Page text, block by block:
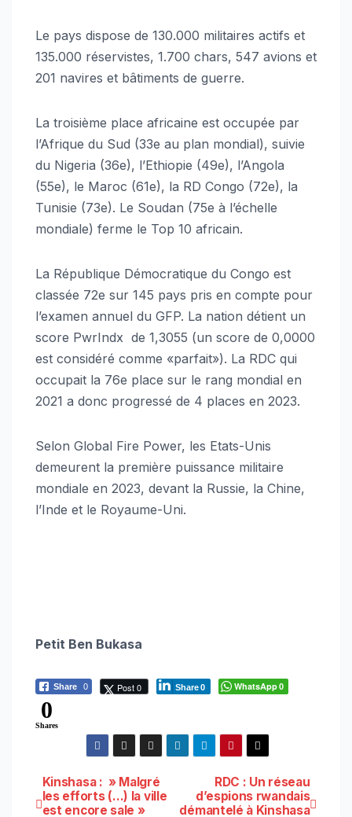
Le pays dispose de 130.000 militaires actifs et
135.000 réservistes, 1.700 chars, 547 avions et
201 navires et bâtiments de guerre.
La troisième place africaine est occupée par
l’Afrique du Sud (33e au plan mondial), suivie
du Nigeria (36e), l’Ethiopie (49e), l’Angola
(55e), le Maroc (61e), la RD Congo (72e), la
Tunisie (73e). Le Soudan (75e à l’échelle
mondiale) ferme le Top 10 africain.
La République Démocratique du Congo est
classée 72e sur 145 pays pris en compte pour
l’examen annuel du GFP. La nation détient un
score PwrIndx de 1,3055 (un score de 0,0000
est considéré comme «parfait»). La RDC qui
occupait la 76e place sur le rang mondial en
2021 a donc progressé de 4 places en 2023.
Selon Global Fire Power, les Etats-Unis
demeurent la première puissance militaire
mondiale en 2023, devant la Russie, la Chine,
l’Inde et le Royaume-Uni.
Petit Ben Bukasa
Share 0 Post 0 Share0 WhatsApp0
0
Shares
Navigation
RDC : Un réseau
d’espions rwandais
démantelé à Kinshasa
Kinshasa : » Malgré
les efforts (…) la ville
est encore sale »